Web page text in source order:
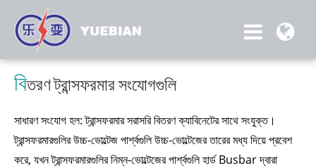
বিতরণ ট্রান্সফরমার সংযোগগুলি
সাধারণ সংযোগ হল: ট্রান্সফরমার সরাসরি বিতরণ ক্যাবিনেটের সাথে সংযুক্ত।
ট্রান্সফরমারগুলির উচ্চ-ভোল্টেজ পার্শ্বগুলি উচ্চ-ভোল্টেজের তারের মধ্য দিয়ে প্রবেশ
করে, যখন ট্রান্সফরমারগুলির নিম্ন-ভোল্টেজের পার্শ্বগুলি হার্ড Busbar দ্বারা